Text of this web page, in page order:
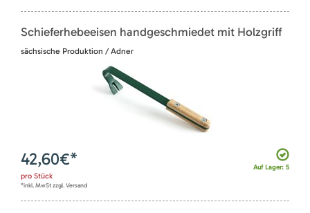
Schieferhebeeisen handgeschmiedet mit Holzgriff
sächsische Produktion / Adner
Auf Lager: 5
42,60€*
pro Stück
*inkl. MwSt zzgl. Versand